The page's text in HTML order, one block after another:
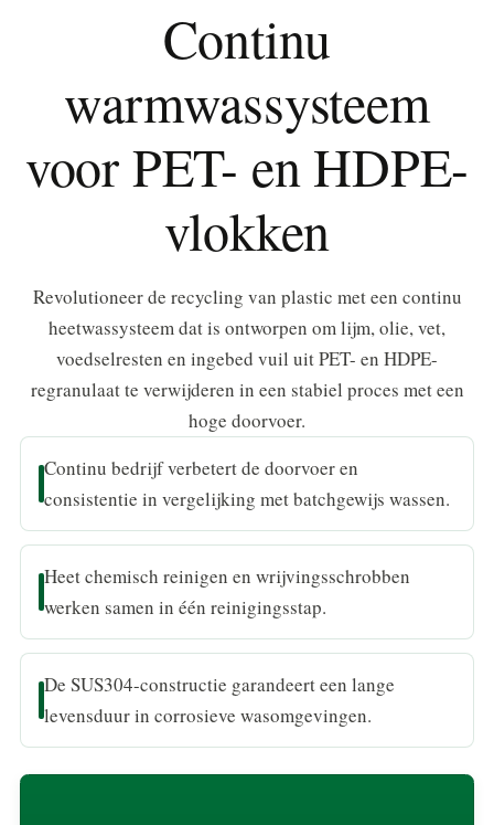
Continu
warmwassysteem
voor PET- en HDPE-
vlokken
Revolutioneer de recycling van plastic met een continu
heetwassysteem dat is ontworpen om lijm, olie, vet,
voedselresten en ingebed vuil uit PET- en HDPE-
regranulaat te verwijderen in een stabiel proces met een
hoge doorvoer.
Continu bedrijf verbetert de doorvoer en
consistentie in vergelijking met batchgewijs wassen.
Heet chemisch reinigen en wrijvingsschrobben
werken samen in één reinigingsstap.
De SUS304-constructie garandeert een lange
levensduur in corrosieve wasomgevingen.